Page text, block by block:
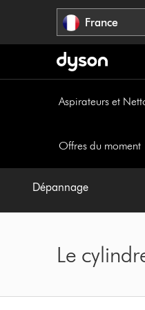
France
Aspirateurs et
Offres du moment
Dépannage
Le